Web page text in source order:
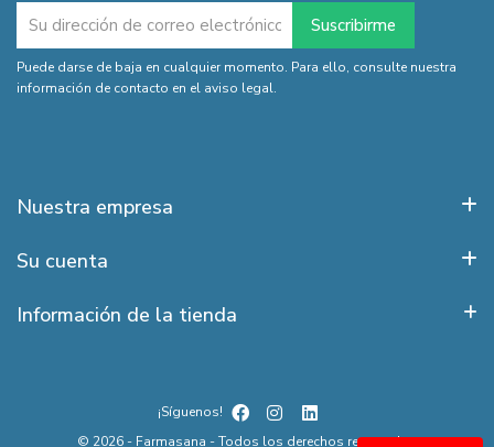
Puede darse de baja en cualquier momento. Para ello, consulte nuestra
información de contacto en el aviso legal.
Nuestra empresa
Su cuenta
Información de la tienda
© 2026 - Farmasana - Todos los derechos reservados
¡Síguenos!